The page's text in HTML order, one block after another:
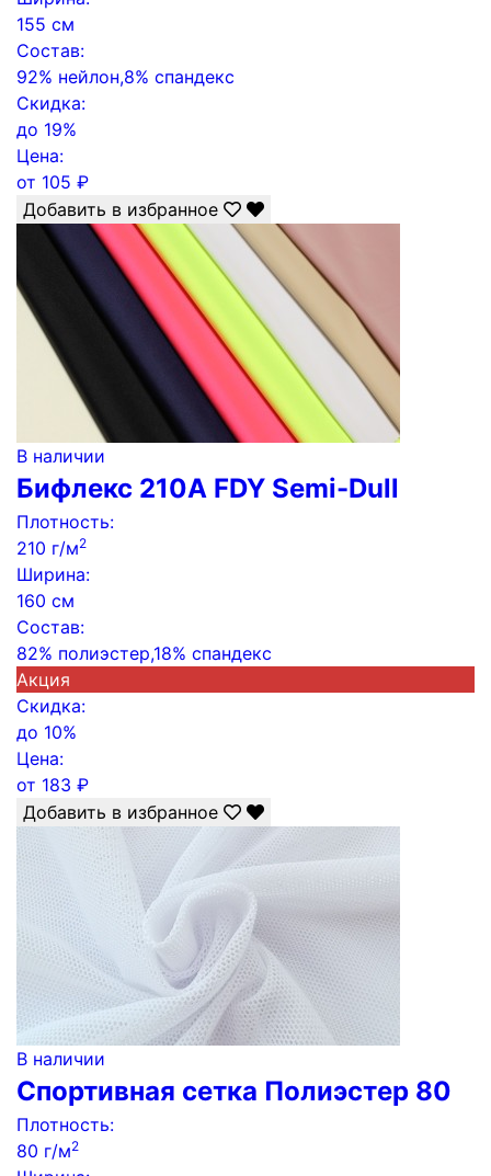
155 см
Состав:
92% нейлон,8% спандекс
Скидка:
до 19%
Цена:
от 105 ₽
Добавить в избранное
В наличии
Бифлекс 210А FDY Semi-Dull
Плотность:
210 г/м2
Ширина:
160 см
Состав:
82% полиэстер,18% спандекс
Акция
Скидка:
до 10%
Цена:
от 183 ₽
Добавить в избранное
В наличии
Спортивная сетка Полиэстер 80
Плотность:
80 г/м2